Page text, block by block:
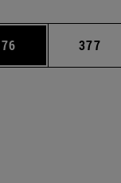
para desplazarse.
Página
377